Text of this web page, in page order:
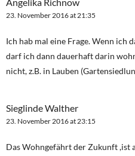
Angelika Richnow
23. November 2016 at 21:35
Ich hab mal eine Frage. Wenn ich
darf ich dann dauerhaft darin
nicht, z.B. in Lauben
Sieglinde Walther
23. November 2016 at 23:15
Das Wohngefährt der Zukunft ,ist